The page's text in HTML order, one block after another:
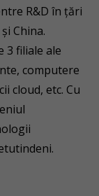
R&D în țări
China.
3 filiale ale
computere
cloud, etc. Cu